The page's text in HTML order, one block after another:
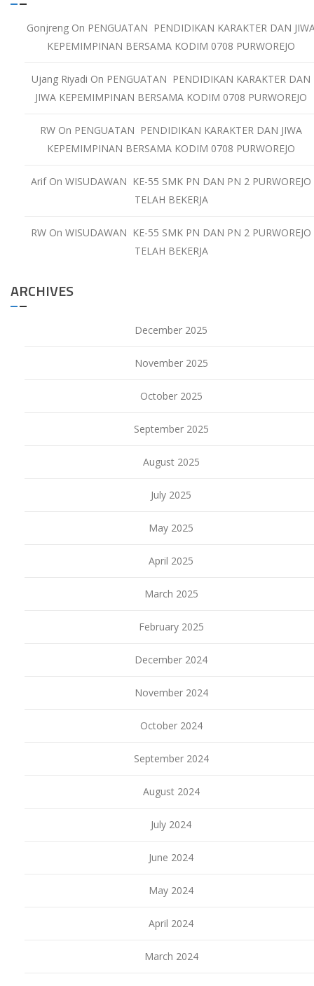
Gonjreng On PENGUATAN PENDIDIKAN KARAKTER DAN
KEPEMIMPINAN BERSAMA KODIM 0708 PURWOREJO
Ujang Riyadi On PENGUATAN PENDIDIKAN KARAKTER DAN
JIWA KEPEMIMPINAN BERSAMA KODIM 0708 PURWOREJO
RW On PENGUATAN PENDIDIKAN KARAKTER DAN JIWA
KEPEMIMPINAN BERSAMA KODIM 0708 PURWOREJO
ArifOn WISUDAWAN KE-55 SMK PN DAN PN 2 PURWOREJO
TELAH BEKERJA
RW On WISUDAWAN KE-55 SMK PN DAN PN 2 PURWOREJO
TELAH BEKERJA
ARCHIVES
December 2025
November 2025
October 2025
September 2025
August 2025
July 2025
May 2025
April 2025
March 2025
February 2025
December 2024
November 2024
October 2024
September 2024
August 2024
July 2024
June 2024
May 2024
April 2024
March 2024